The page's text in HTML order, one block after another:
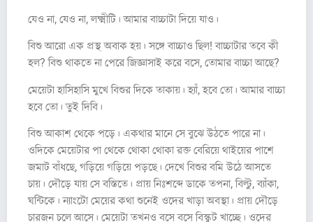
যেও না, যেও না, লক্ষ্মীটি। আমার বাচ্চাটা দিয়ে যাও।
বিশু আরো এক প্রস্থ অবাক হয়। সঙ্গে বাচ্চাও ছিল! বাচ্চাটার তবে কী
হল? বিশু থাকতে না পেরে জিজ্ঞাসাই করে বসে, তোমার বাচ্চা আছে?
মেয়েটা হাসিহাসি মুখে বিশুর দিকে তাকায়। হ্যাঁ, হবে তো। আমার বাচ্চা
হবে তো। তুই দিবি।
বিশু আকাশ থেকে পড়ে। একথার মানে সে বুঝে উঠতে পারে না।
ওদিকে মেয়েটার পা থেকে থোকা থোকা রক্ত বেরিয়ে থাইয়ের পাশে
জমাট বাঁধছে, গড়িয়ে গড়িয়ে পড়ছে। দেখে বিশুর বমি উঠে আসতে
চায়। দৌড়ে যায় সে বস্তিতে। প্রায় নিঃশব্দে ডাকে তপনা, বিল্টু, ব্যাঁকা,
ঘন্টিকে। ন্যাংটো মেয়ের কথা শুনেই ওদের খাড়া অবস্থা। প্রায় দৌড়ে
চারজন চলে আসে। মেয়েটা তখনও বসে বসে বিস্কুট খাচ্ছে। ওদের